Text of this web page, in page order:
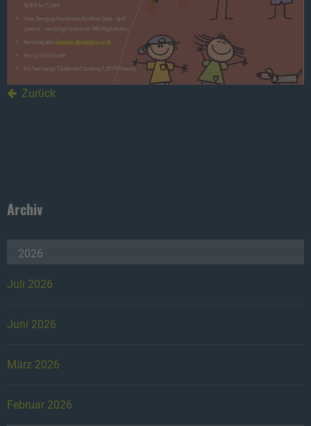
Zurück
Archiv
2026
Juli 2026
Juni 2026
März 2026
Februar 2026